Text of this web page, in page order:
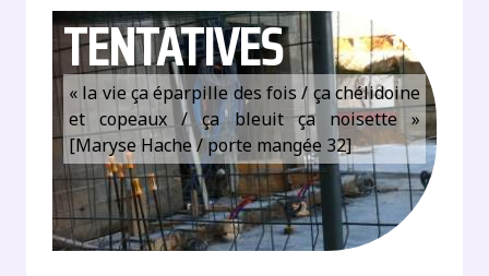
TENTATIVES
« la vie ça éparpille des fois / ça chélidoine
et copeaux / ça bleuit ça noisette »
[Maryse Hache / porte mangée 32]